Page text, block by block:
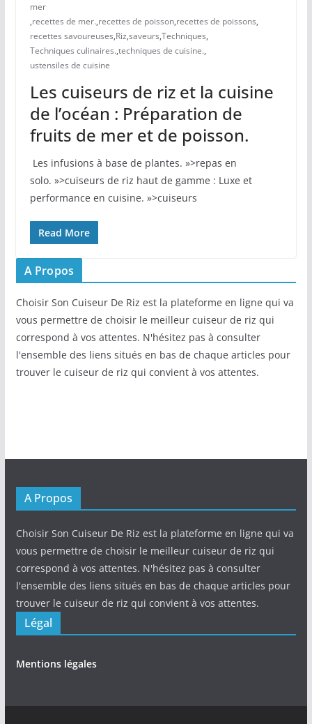
mer
,recettes de mer.,recettes de poisson,recettes de poissons,
recettes savoureuses,Riz,saveurs,Techniques,
Techniques culinaires.,techniques de cuisine.,
ustensiles de cuisine
Les cuiseurs de riz et la cuisine
de l’océan : Préparation de
fruits de mer et de poisson.
‍ Les infusions à base de plantes. »>repas en
solo. »>cuiseurs de riz haut de gamme : Luxe et
performance en cuisine. »>cuiseurs
Read More
A Propos
Choisir Son Cuiseur De Riz est la plateforme en ligne qui va
vous permettre de choisir le meilleur cuiseur de riz qui
correspond à vos attentes. N'hésitez pas à consulter
l'ensemble des liens situés en bas de chaque articles pour
trouver le cuiseur de riz qui convient à vos attentes.
A Propos
Choisir Son Cuiseur De Riz est la plateforme en ligne qui va
vous permettre de choisir le meilleur cuiseur de riz qui
correspond à vos attentes. N'hésitez pas à consulter
l'ensemble des liens situés en bas de chaque articles pour
trouver le cuiseur de riz qui convient à vos attentes.
Légal
Mentions légales